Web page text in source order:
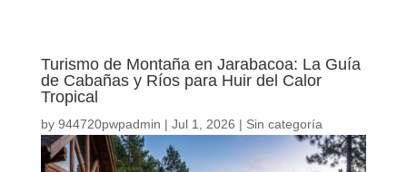
Turismo de Montaña en Jarabacoa: La Guía
de Cabañas y Ríos para Huir del Calor
Tropical
by 944720pwpadmin | Jul 1, 2026 | Sin categoría